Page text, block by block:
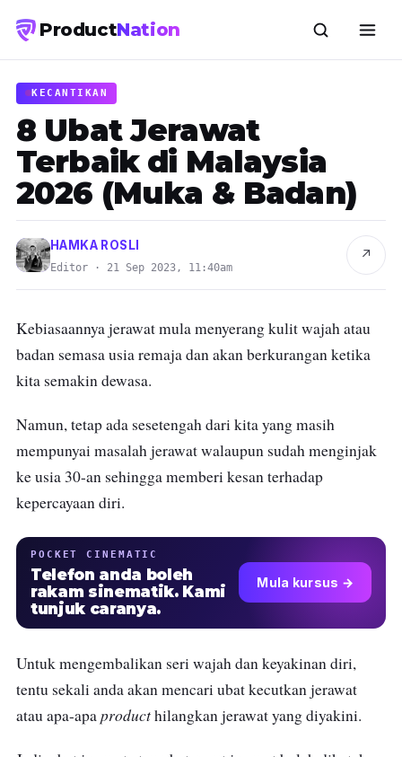
ProductNation
KECANTIKAN
8 Ubat Jerawat
Terbaik di Malaysia
2026 (Muka & Badan)
HAMKA ROSLI
Editor · 21 Sep 2023, 11:40am
↗
Kebiasaannya jerawat mula menyerang kulit wajah atau
badan semasa usia remaja dan akan berkurangan ketika
kita semakin dewasa.
Namun, tetap ada sesetengah dari kita yang masih
mempunyai masalah jerawat walaupun sudah menginjak
ke usia 30-an sehingga memberi kesan terhadap
kepercayaan diri.
POCKET CINEMATIC
Telefon anda boleh
rakam sinematik. Kami
tunjuk caranya.
Mula kursus →
Untuk mengembalikan seri wajah dan keyakinan diri,
tentu sekali anda akan mencari ubat kecutkan jerawat
atau apa-apaproducthilangkan jerawat yang diyakini.